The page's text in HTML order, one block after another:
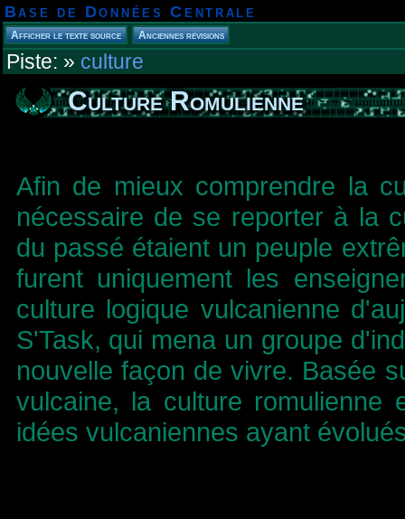
Base de Données Centrale
Piste: » culture
Culture Romulienne
Afin de mieux comprendre la
nécessaire de se reporter à la
du passé étaient un peuple
furent uniquement les
culture logique vulcanienne
S'Task, qui mena un groupe
nouvelle façon de vivre. Basée
vulcaine, la culture
idées vulcaniennes ayant